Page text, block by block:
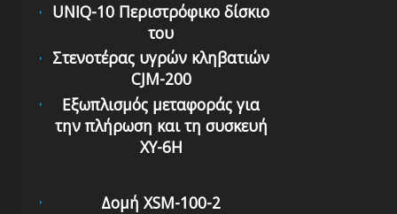
UNIQ-10 Περιστρόφικο δίσκιο
του
Στενοτέρας υγρών κληβατιών
CJM-200
Εξωπλισμός μεταφοράς για
την πλήρωση και τη συσκευή
XY-6H
Δομή XSM-100-2